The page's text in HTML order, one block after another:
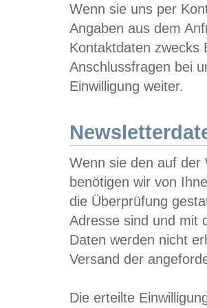
Wenn sie uns per
Angaben aus dem
Kontaktdaten zwecks
Anschlussfragen bei
Einwilligung weiter.
Wenn sie den auf der
benötigen wir von
die Überprüfung
Adresse sind und mit
Daten werden nicht
Versand der
Die erteilte